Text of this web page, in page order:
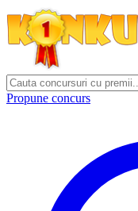
Propune concurs